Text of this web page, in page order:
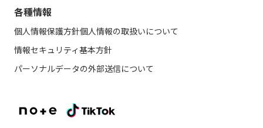
各種情報
個人情報保護方針個人情報の取扱いについて
情報セキュリティ基本方針
パーソナルデータの外部送信について